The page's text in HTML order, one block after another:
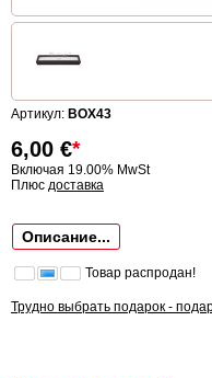
Артикул: BOX43
6,00 €*
Включая 19.00% MwSt
Плюс доставка
Описание...
Товар распродан!
Трудно выбрать подарок -